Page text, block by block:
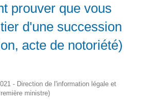
prouver que vous
d'une succession
acte de notoriété)
- Direction de l'information légale et
ministre)